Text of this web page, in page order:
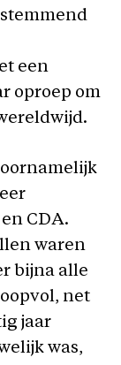
een
oproep om
CDA.
waren
bijna alle
net
jaar
was,